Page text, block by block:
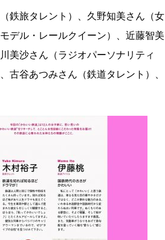
鉄旅タレント）、久野知美さん（女
デル・レールクイーン）、近藤智美
美沙さん（ラジオパーソナリティ
古谷あつみさん（鉄道タレント）、